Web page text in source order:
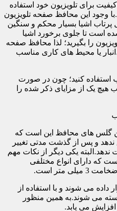
برای تلویزیون خود استفاده
وجود این محافظ صفحه تلویزیون
اشیا بسیار محکم و سنگین
است تا جلوی برخورد اشیا
را بگیرید؛ لذا محافظ صفحه
یا محیط های کاری مناسب
استفاده کنید؛ چون در صورت
هیچ یک از مزایای ذکر شده را
گلس های محافظ این است که
و پس از گذشت مدتی تغییر
یکی دیگر از نکات مهم
که دارای انواع مختلفی
متر است.
می شوند و با استفاده از
می شوند.به همین منظور
می یابد.